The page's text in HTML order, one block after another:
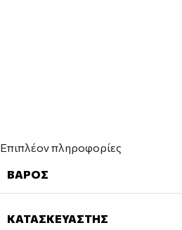
Επιπλέον πληροφορίες
ΒΆΡΟΣ
ΚΑΤΑΣΚΕΥΑΣΤΉΣ